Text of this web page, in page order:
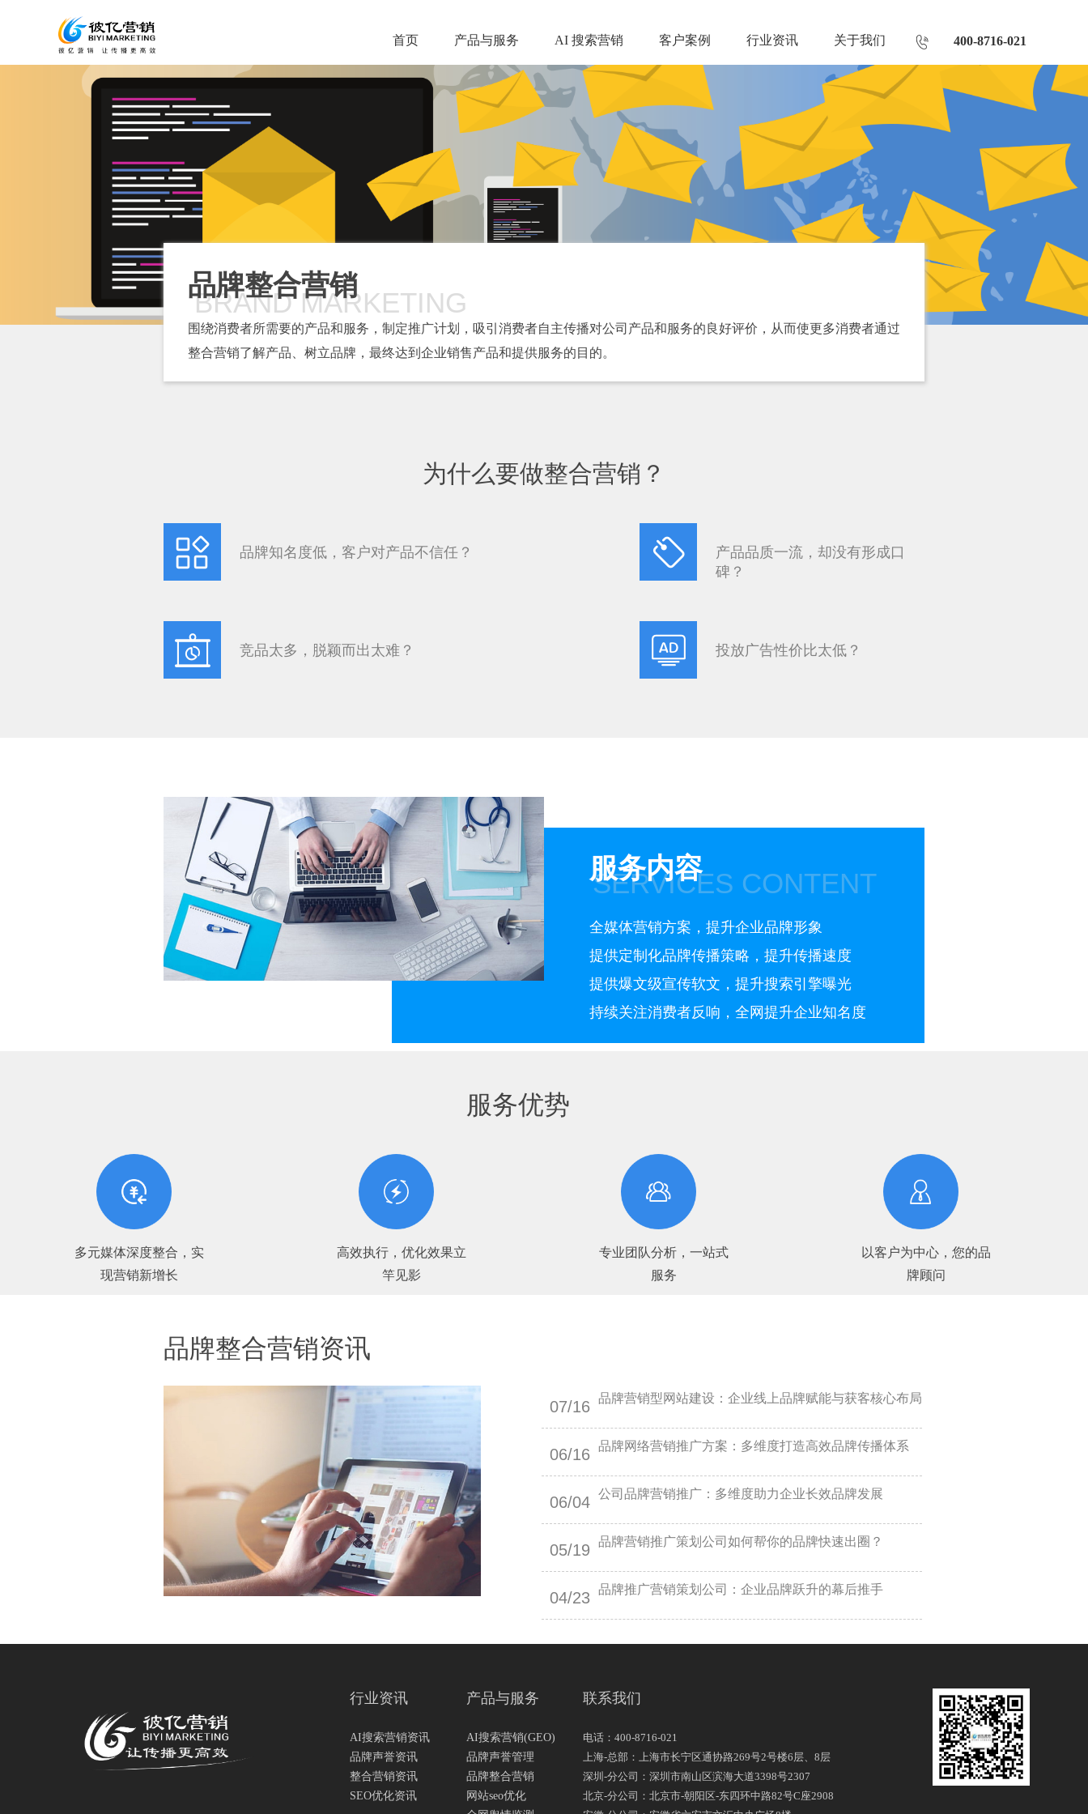
首页 产品与服务 AI 搜索营销 客户案例 行业资讯 关于我们 400-8716-021
品牌整合营销
BRAND MARKETING
围绕消费者所需要的产品和服务，制定推广计划，吸引消费者自主传播对公司产品和服务的良好评价，从而使更多消费者通过
整合营销了解产品、树立品牌，最终达到企业销售产品和提供服务的目的。
为什么要做整合营销？
品牌知名度低，客户对产品不信任？
产品品质一流，却没有形成口
碑？
竞品太多，脱颖而出太难？ 投放广告性价比太低？
服务内容
SERVICES CONTENT
全媒体营销方案，提升企业品牌形象
提供定制化品牌传播策略，提升传播速度
提供爆文级宣传软文，提升搜索引擎曝光
持续关注消费者反响，全网提升企业知名度
服务优势
多元媒体深度整合，实
现营销新增长
高效执行，优化效果立
竿见影
专业团队分析，一站式
服务
以客户为中心，您的品
牌顾问
品牌整合营销资讯
07/16 品牌营销型网站建设：企业线上品牌赋能与获客核心布局
06/16 品牌网络营销推广方案：多维度打造高效品牌传播体系
06/04 公司品牌营销推广：多维度助力企业长效品牌发展
05/19 品牌营销推广策划公司如何帮你的品牌快速出圈？
04/23 品牌推广营销策划公司：企业品牌跃升的幕后推手
行业资讯
AI搜索营销资讯
品牌声誉资讯
整合营销资讯
SEO优化资讯
产品与服务
AI搜索营销(GEO)
品牌声誉管理
品牌整合营销
网站seo优化
联系我们
电话：400-8716-021
上海-总部：上海市长宁区通协路269号2号楼6层、8层
深圳-分公司：深圳市南山区滨海大道3398号2307
北京-分公司：北京市-朝阳区-东四环中路82号C座2908